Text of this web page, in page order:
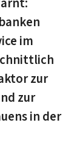
im
zur
zur
in der